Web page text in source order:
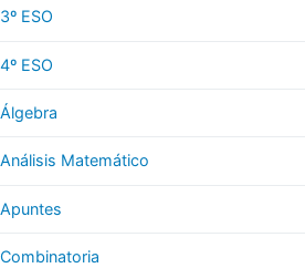
3º ESO
4º ESO
Álgebra
Análisis Matemático
Apuntes
Combinatoria